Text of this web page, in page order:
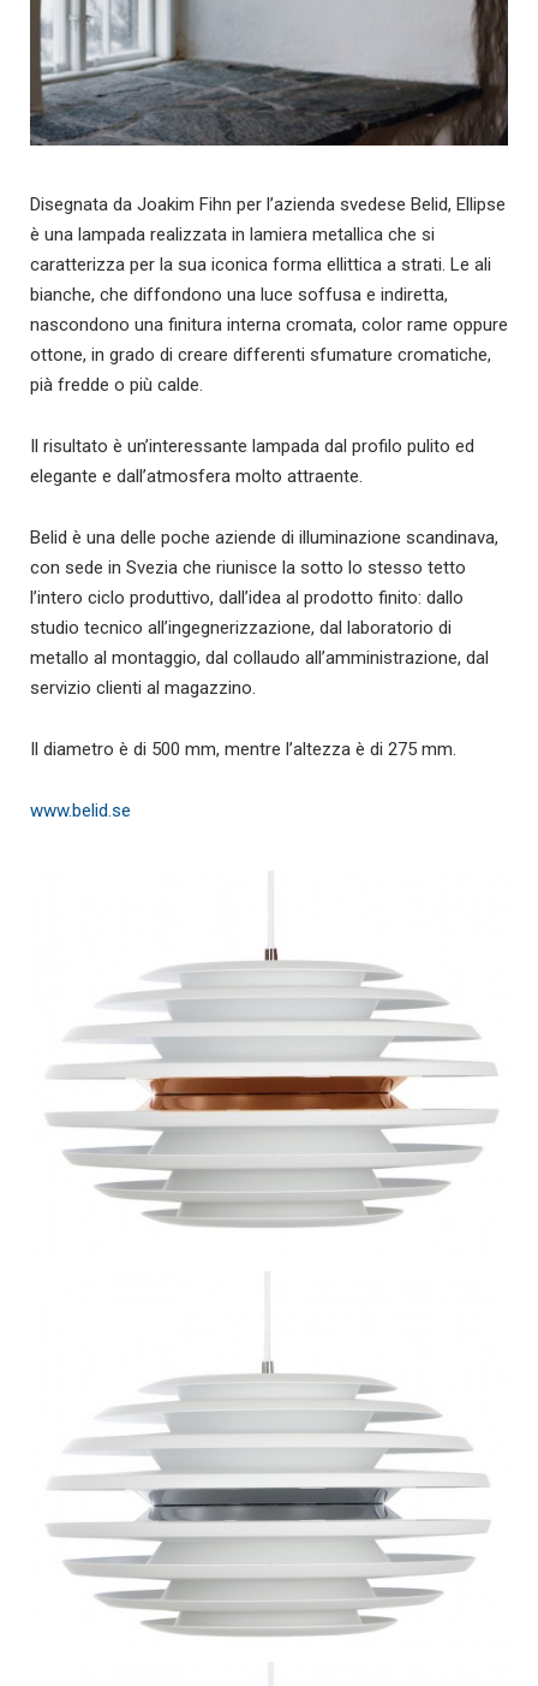
Disegnata da Joakim Fihn per l’azienda svedese Belid, Ellipse
è una lampada realizzata in lamiera metallica che si
caratterizza per la sua iconica forma ellittica a strati. Le ali
bianche, che diffondono una luce soffusa e indiretta,
nascondono una finitura interna cromata, color rame oppure
ottone, in grado di creare differenti sfumature cromatiche,
pià fredde o più calde.
Il risultato è un’interessante lampada dal profilo pulito ed
elegante e dall’atmosfera molto attraente.
Belid è una delle poche aziende di illuminazione scandinava,
con sede in Svezia che riunisce la sotto lo stesso tetto
l’intero ciclo produttivo, dall’idea al prodotto finito: dallo
studio tecnico all’ingegnerizzazione, dal laboratorio di
metallo al montaggio, dal collaudo all’amministrazione, dal
servizio clienti al magazzino.
Il diametro è di 500 mm, mentre l’altezza è di 275 mm.
www.belid.se